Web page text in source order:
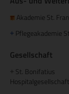
Akademie St.
+ Pflegeakademie
Gesellschaft
St. Bonifatius
Hospitalgesellschaft